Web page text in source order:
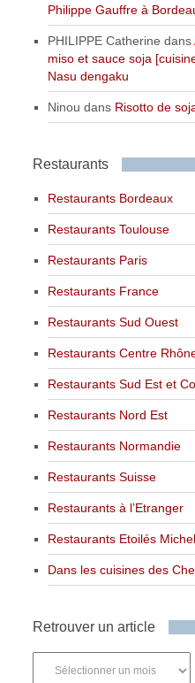
Philippe Gauffre à
PHILIPPE Catherine dans
miso et sauce soja
Nasu dengaku
Ninou dans Risotto de
Restaurants
Restaurants Bordeaux
Restaurants Toulouse
Restaurants Paris
Restaurants France
Restaurants Sud Ouest
Restaurants Centre
Restaurants Sud Est et
Restaurants Nord Est
Restaurants Normandie
Restaurants Suisse
Restaurants à l’Etranger
Restaurants Etoilés
Dans les cuisines des
Retrouver un article